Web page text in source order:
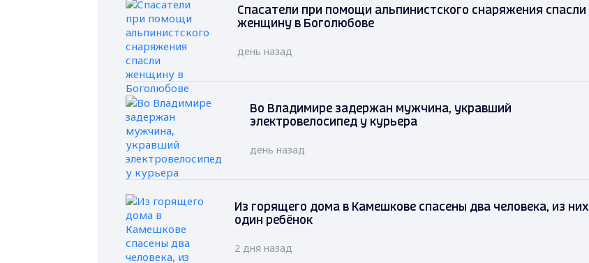
Спасатели при помощи альпинистского снаряжения спасли
женщину в Боголюбове
день назад
Во Владимире задержан мужчина, укравший
электровелосипед у курьера
день назад
Из горящего дома в Камешкове спасены два человека, из них
один ребёнок
2 дня назад